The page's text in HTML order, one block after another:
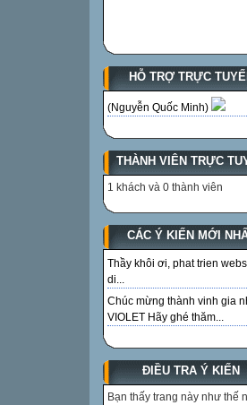
HỖ TRỢ TRỰC
(Nguyễn Quốc Minh)
THÀNH VIÊN TRỰC
1 khách và 0 thành viên
CÁC Ý KIẾN MỚI
Thầy khôi ơi, phat trien
di...
Chúc mừng thành vinh gia
VIOLET Hãy ghé thăm...
ĐIỀU TRA Ý KIẾN
Bạn thấy trang này như thế